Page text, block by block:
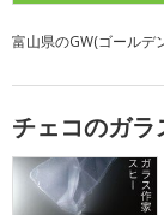
富山県のGW(ゴールデ
チェコのガ